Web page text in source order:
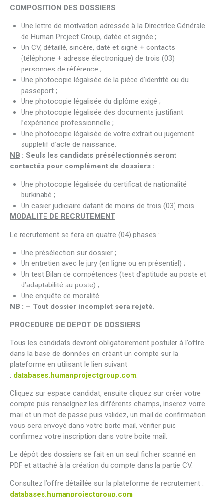
COMPOSITION DES DOSSIERS
Une lettre de motivation adressée à la Directrice Générale
de Human Project Group, datée et signée ;
Un CV, détaillé, sincère, daté et signé + contacts
(téléphone + adresse électronique) de trois (03)
personnes de référence ;
Une photocopie légalisée de la pièce d’identité ou du
passeport ;
Une photocopie légalisée du diplôme exigé ;
Une photocopie légalisée des documents justifiant
l’expérience professionnelle ;
Une photocopie légalisée de votre extrait ou jugement
supplétif d’acte de naissance.
NB : Seuls les candidats présélectionnés seront
contactés pour complément de dossiers :
Une photocopie légalisée du certificat de nationalité
burkinabé ;
Un casier judiciaire datant de moins de trois (03) mois.
MODALITE DE RECRUTEMENT
Le recrutement se fera en quatre (04) phases :
Une présélection sur dossier ;
Un entretien avec le jury (en ligne ou en présentiel) ;
Un test Bilan de compétences (test d’aptitude au poste et
d’adaptabilité au poste) ;
Une enquête de moralité.
NB : – Tout dossier incomplet sera rejeté.
PROCEDURE DE DEPOT DE DOSSIERS
Tous les candidats devront obligatoirement postuler à l’offre
dans la base de données en créant un compte sur la
plateforme en utilisant le lien suivant
: databases.humanprojectgroup.com.
Cliquez sur espace candidat, ensuite cliquez sur créer votre
compte puis renseignez les différents champs, insérez votre
mail et un mot de passe puis validez, un mail de confirmation
vous sera envoyé dans votre boite mail, vérifier puis
confirmez votre inscription dans votre boîte mail.
Le dépôt des dossiers se fait en un seul fichier scanné en
PDF et attaché à la création du compte dans la partie CV.
Consultez l’offre détaillée sur la plateforme de recrutement :
databases.humanprojectgroup.com